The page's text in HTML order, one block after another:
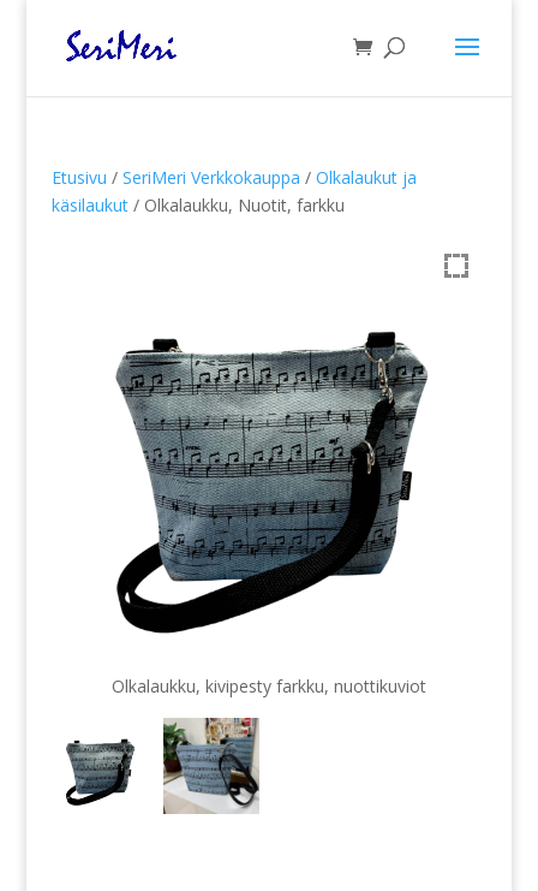
Etusivu / SeriMeri Verkkokauppa / Olkalaukut ja
käsilaukut/ Olkalaukku, Nuotit, farkku
Olkalaukku, kivipesty farkku, nuottikuviot